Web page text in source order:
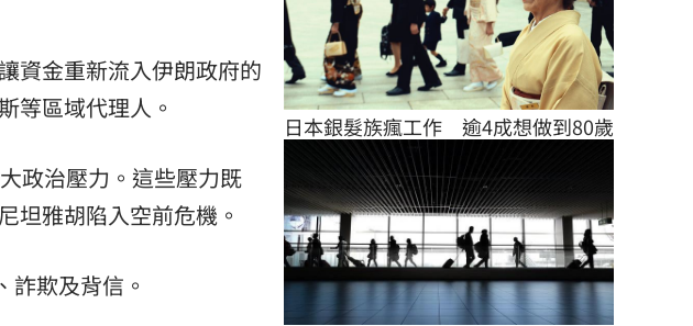
資金重新流入伊朗政府的
等區域代理人。
政治壓力。這些壓力既
坦雅胡陷入空前危機。
欺及背信。
日本銀髮族瘋工作　逾4成想做到80歲